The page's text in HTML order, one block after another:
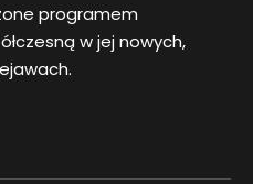
programem
w jej nowych,